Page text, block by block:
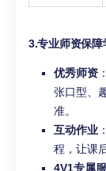
3.专业师资保障
优秀师资
张口型、
准。
互动作业
程，让课
4V1专属